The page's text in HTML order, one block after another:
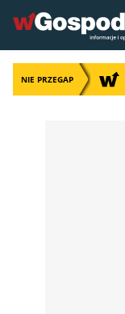
NIE PRZEGAP